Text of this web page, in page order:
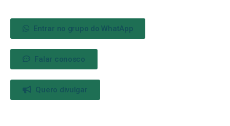
Entrar no grupo do WhatApp
Falar conosco
Quero divulgar